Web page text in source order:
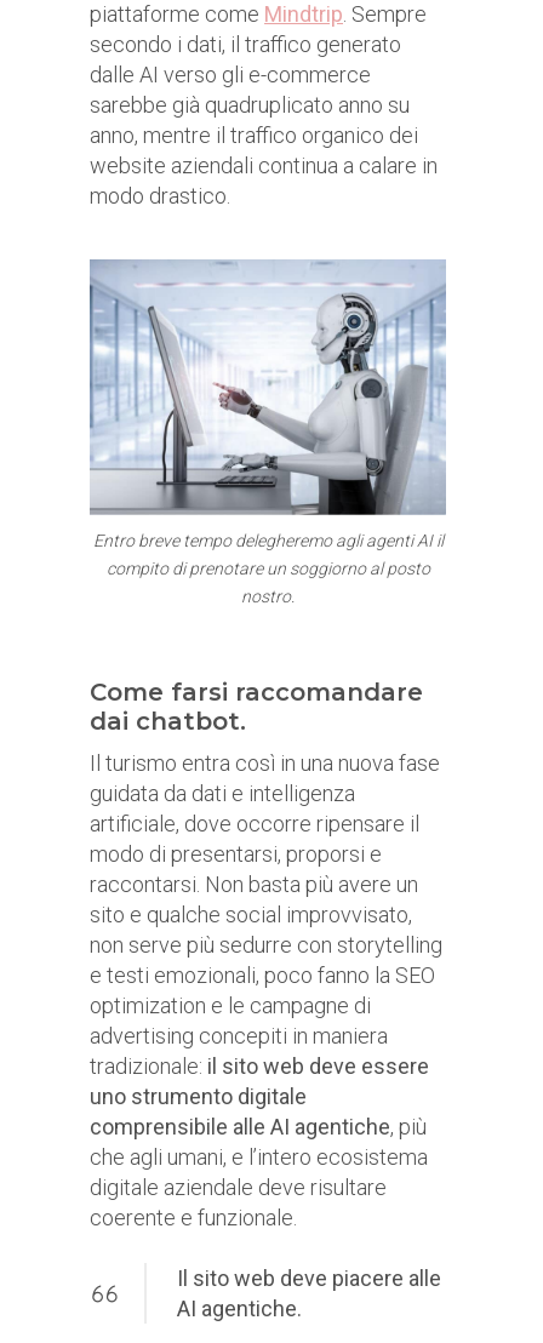
piattaforme come Mindtrip. Sempre
secondo i dati, il traffico generato
dalle AI verso gli e-commerce
sarebbe già quadruplicato anno su
anno, mentre il traffico organico dei
website aziendali continua a calare in
modo drastico.
Entro breve tempo delegheremo agli agenti AI il
compito di prenotare un soggiorno al posto
nostro.
Come farsi raccomandare
dai chatbot.
Il turismo entra così in una nuova fase
guidata da dati e intelligenza
artificiale, dove occorre ripensare il
modo di presentarsi, proporsi e
raccontarsi. Non basta più avere un
sito e qualche social improvvisato,
non serve più sedurre con storytelling
e testi emozionali, poco fanno la SEO
optimization e le campagne di
advertising concepiti in maniera
tradizionale: il sito web deve essere
uno strumento digitale
comprensibile alle AI agentiche, più
che agli umani, e l’intero ecosistema
digitale aziendale deve risultare
coerente e funzionale.
Il sito web deve piacere alle
AI agentiche.